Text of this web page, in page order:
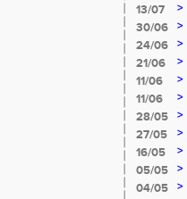
13/07 >
30/06
>
24/06 >
21/06 >
11/06 >
11/06 >
28/05 >
27/05 >
16/05
>
05/05 >
04/05
>